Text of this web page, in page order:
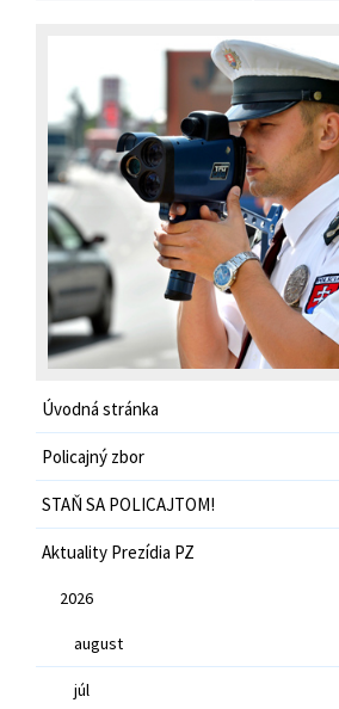
Úvodná stránka
Policajný zbor
STAŇ SA POLICAJTOM!
Aktuality Prezídia PZ
2026
august
júl